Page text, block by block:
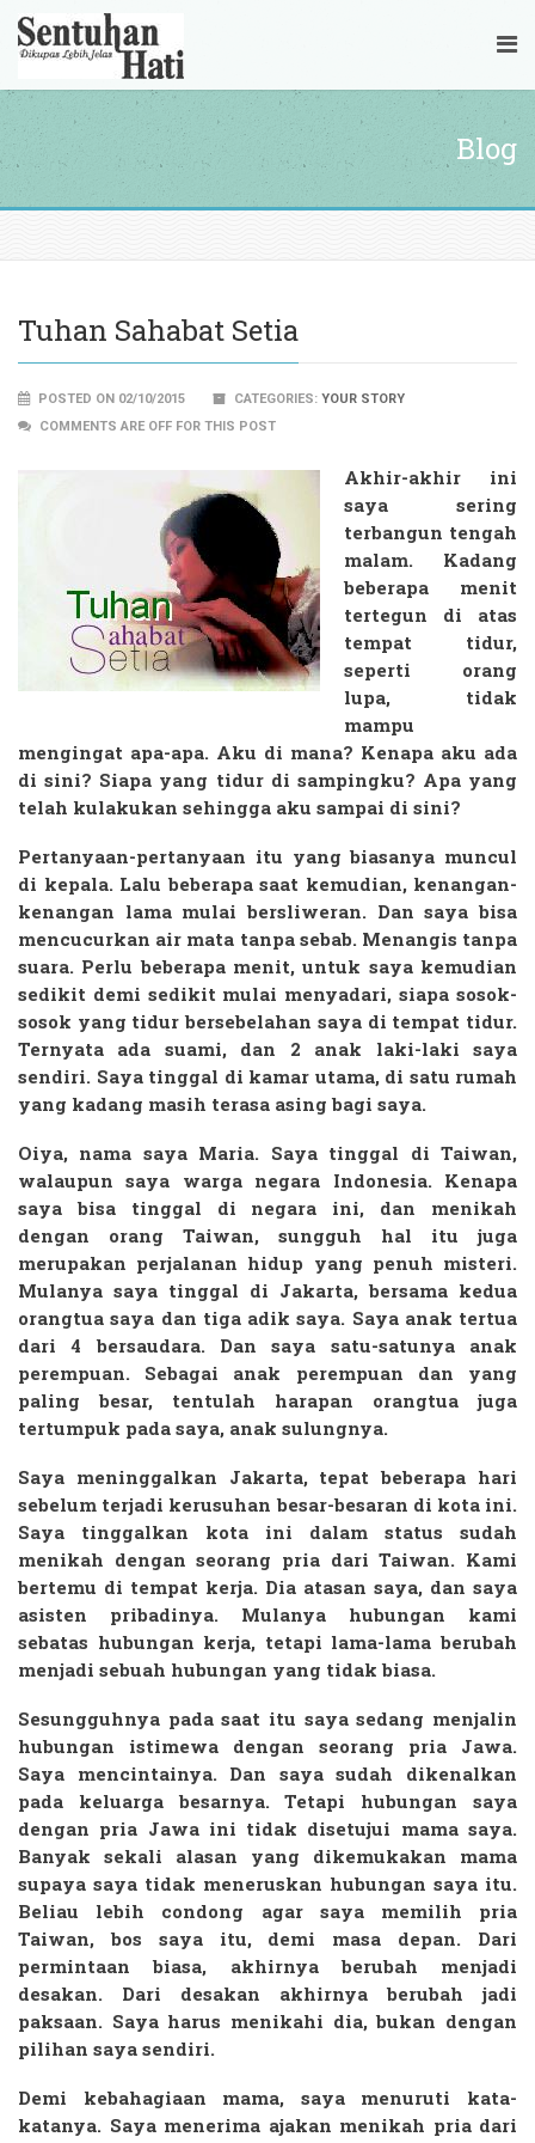
Blog
Tuhan Sahabat Setia
POSTED ON 02/10/2015 CATEGORIES: YOUR STORY
COMMENTS ARE OFF FOR THIS POST
Akhir-akhir ini
saya sering
terbangun tengah
malam. Kadang
beberapa menit
tertegun di atas
tempat tidur,
seperti orang
lupa, tidak
mampu
mengingat apa-apa. Aku di mana? Kenapa aku ada
di sini? Siapa yang tidur di sampingku? Apa yang
telah kulakukan sehingga aku sampai di sini?
Pertanyaan-pertanyaan itu yang biasanya muncul
di kepala. Lalu beberapa saat kemudian, kenangan-
kenangan lama mulai bersliweran. Dan saya bisa
mencucurkan air mata tanpa sebab. Menangis tanpa
suara. Perlu beberapa menit, untuk saya kemudian
sedikit demi sedikit mulai menyadari, siapa sosok-
sosok yang tidur bersebelahan saya di tempat tidur.
Ternyata ada suami, dan 2 anak laki-laki saya
sendiri. Saya tinggal di kamar utama, di satu rumah
yang kadang masih terasa asing bagi saya.
Oiya, nama saya Maria. Saya tinggal di Taiwan,
walaupun saya warga negara Indonesia. Kenapa
saya bisa tinggal di negara ini, dan menikah
dengan orang Taiwan, sungguh hal itu juga
merupakan perjalanan hidup yang penuh misteri.
Mulanya saya tinggal di Jakarta, bersama kedua
orangtua saya dan tiga adik saya. Saya anak tertua
dari 4 bersaudara. Dan saya satu-satunya anak
perempuan. Sebagai anak perempuan dan yang
paling besar, tentulah harapan orangtua juga
tertumpuk pada saya, anak sulungnya.
Saya meninggalkan Jakarta, tepat beberapa hari
sebelum terjadi kerusuhan besar-besaran di kota ini.
Saya tinggalkan kota ini dalam status sudah
menikah dengan seorang pria dari Taiwan. Kami
bertemu di tempat kerja. Dia atasan saya, dan saya
asisten pribadinya. Mulanya hubungan kami
sebatas hubungan kerja, tetapi lama-lama berubah
menjadi sebuah hubungan yang tidak biasa.
Sesungguhnya pada saat itu saya sedang menjalin
hubungan istimewa dengan seorang pria Jawa.
Saya mencintainya. Dan saya sudah dikenalkan
pada keluarga besarnya. Tetapi hubungan saya
dengan pria Jawa ini tidak disetujui mama saya.
Banyak sekali alasan yang dikemukakan mama
supaya saya tidak meneruskan hubungan saya itu.
Beliau lebih condong agar saya memilih pria
Taiwan, bos saya itu, demi masa depan. Dari
permintaan biasa, akhirnya berubah menjadi
desakan. Dari desakan akhirnya berubah jadi
paksaan. Saya harus menikahi dia, bukan dengan
pilihan saya sendiri.
Demi kebahagiaan mama, saya menuruti kata-
katanya. Saya menerima ajakan menikah pria dari